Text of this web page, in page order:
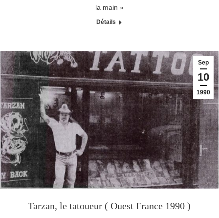
la main »
Détails
Sep
10
1990
Tarzan, le tatoueur ( Ouest France 1990 )